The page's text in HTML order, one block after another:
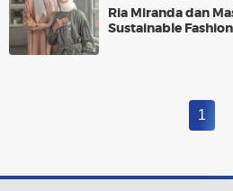
Ria Miranda dan
Sustainable
1